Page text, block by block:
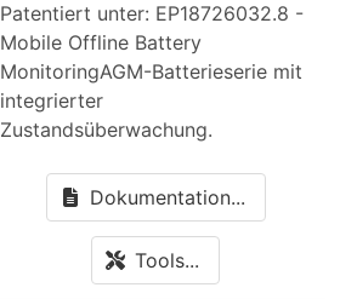
Patentiert unter: EP18726032.8 -
Mobile Offline Battery
MonitoringAGM-Batterieserie mit
integrierter
Zustandsüberwachung.
Dokumentation...
Tools...